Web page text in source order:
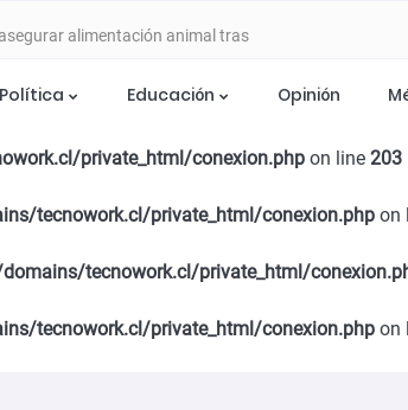
alimentación animal tras
DESARROLLO CON SEMINARIO
Mujer Emprende 2026
para apoyar a mujeres trabajadoras
Política Educación Opinión
private_html/conexion.phpon line
private_html/conexion.php on line 203
tecnowork.cl/private_html/conexion.php on
tecnowork.cl/private_html/
tecnowork.cl/private_html/conexion.php on